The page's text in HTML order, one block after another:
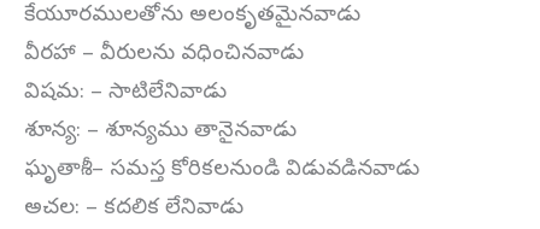
కేయూరములతోను అలంకృతమైనవాడు
వీరహా – వీరులను వధించినవాడు
విషమ: – సాటిలేనివాడు
శూన్య: – శూన్యము తానైనవాడు
ఘృతాశీ: – సమస్త కోరికలనుండి విడువడినవాడు
అచల: – కదలిక లేనివాడు